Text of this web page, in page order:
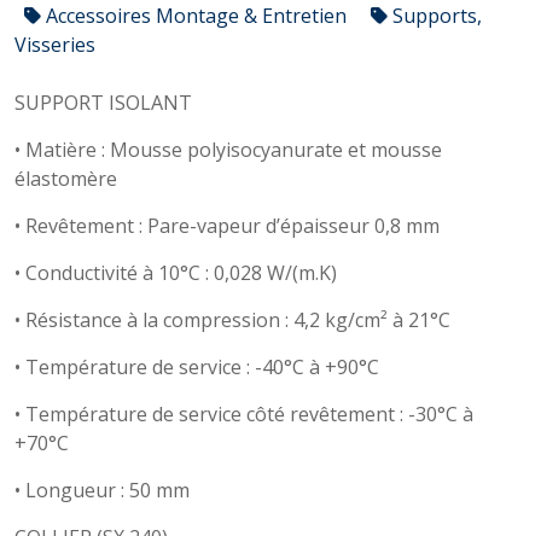
Accessoires Montage & Entretien
Supports,
Visseries
SUPPORT ISOLANT
• Matière : Mousse polyisocyanurate et mousse
élastomère
• Revêtement : Pare-vapeur d’épaisseur 0,8 mm
• Conductivité à 10°C : 0,028 W/(m.K)
• Résistance à la compression : 4,2 kg/cm² à 21°C
• Température de service : -40°C à +90°C
• Température de service côté revêtement : -30°C à
+70°C
• Longueur : 50 mm